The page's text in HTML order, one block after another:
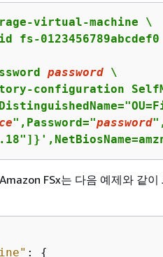
virtual-machine \
fs-0123456789abcdef0
password \
configuration
",Password="password
FSx는 다음 예제와 같
: {